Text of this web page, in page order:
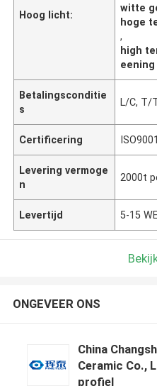
Hoog licht:
witte
hoge
,
high
eening
Betalingsconditie
s
L/C, T/
Certificering ISO9001
Levering vermoge
n
2000t
Levertijd 5-15
ONGEVEER ONS
China
Ceramic Co.,
profiel